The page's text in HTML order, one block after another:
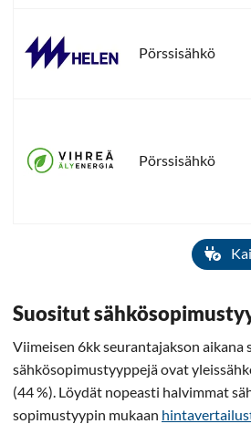
Pörssisähkö
Pörssisähkö
Suositut
Viimeisen 6kk seurantajakson aikana
sähkösopimustyyppejä ovat
(44 %). Löydät nopeasti halvimmat
sopimustyypin mukaan